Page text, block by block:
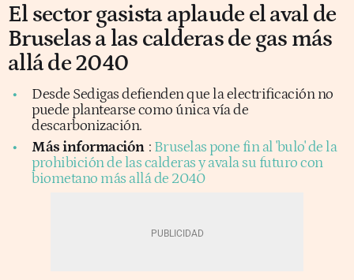
El sector gasista aplaude el aval de
Bruselas a las calderas de gas más
allá de 2040
Desde Sedigas defienden que la electrificación no
puede plantearse como única vía de
descarbonización.
Más información : Bruselas pone fin al 'bulo' de la
prohibición de las calderas y avala su futuro con
biometano más allá de 2040